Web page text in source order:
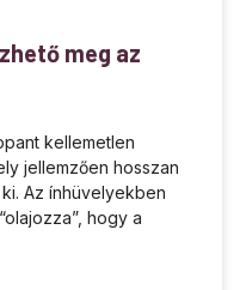
meg az
kellemetlen
jellemzően hosszan
Az ínhüvelyekben
hogy a